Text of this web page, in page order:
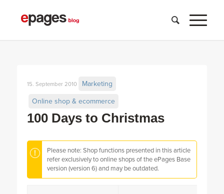
100 Days to Christmas
15. September 2010 Marketing
Online shop & ecommerce
Please note: Shop functions presented in this article
refer exclusively to online shops of the ePages Base
version (version 6) and may be outdated.